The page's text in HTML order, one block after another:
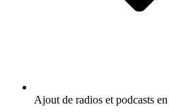
Ajout de radios et podcasts